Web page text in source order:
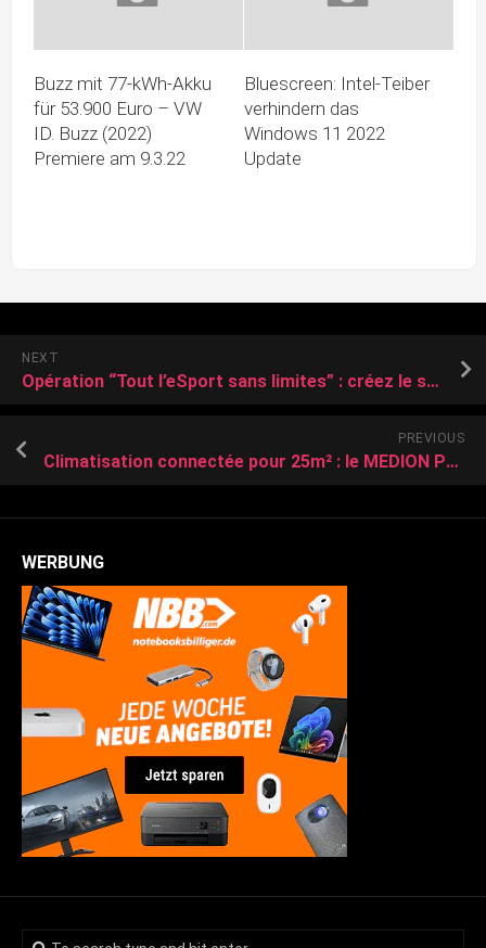
Buzz mit 77-kWh-Akku
für 53.900 Euro – VW
ID. Buzz (2022)
Premiere am 9.3.22
Bluescreen: Intel-Teiber
verhindern das
Windows 11 2022
Update
NEXT
Opération “Tout l’eSport sans limites” : créez le setup de vos rêves à prix Darty !
PREVIOUS
Climatisation connectée pour 25m² : le MEDION P701 encore en stock chez Cdiscount
WERBUNG